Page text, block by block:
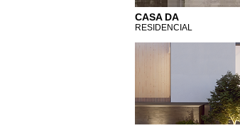
CASA DA
RESIDENCIAL